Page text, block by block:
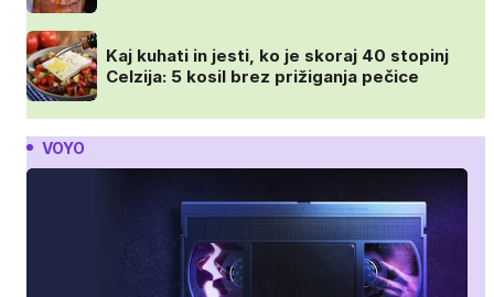
Kaj kuhati in jesti, ko je skoraj 40 stopinj
Celzija: 5 kosil brez prižiganja pečice
VOYO